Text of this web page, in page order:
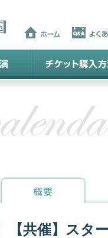
【共催】スタ